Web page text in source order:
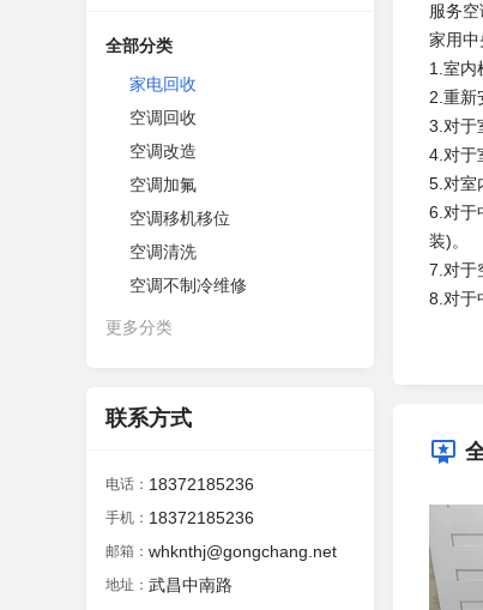
全部分类
家电回收
空调回收
空调改造
空调加氟
空调移机移位
空调清洗
空调不制冷维修
更多分类
联系方式
电话： 18372185236
手机： 18372185236
邮箱： whknthj@gongchang.net
地址： 武昌中南路
服务空
家用中
1.室内
2.重新
3.对于
4.对于
5.对室
6.对于
装)。
7.对于
8.对于